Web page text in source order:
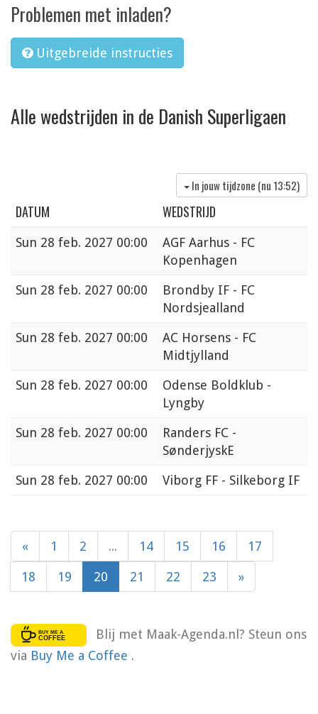
Problemen met inladen?
Uitgebreide instructies
Alle wedstrijden in de Danish Superligaen
In jouw tijdzone (nu 13:52)
DATUM WEDSTRIJD
Sun 28 feb. 2027 00:00
AGF Aarhus - FC
Kopenhagen
Sun 28 feb. 2027 00:00
Brondby IF - FC
Nordsjealland
Sun 28 feb. 2027 00:00
AC Horsens - FC
Midtjylland
Sun 28 feb. 2027 00:00
Odense Boldklub -
Lyngby
Sun 28 feb. 2027 00:00
Randers FC -
SønderjyskE
Sun 28 feb. 2027 00:00 Viborg FF - Silkeborg IF
« 1 2 ... 14 15 16 17
18 19 20 21 22 23 »
Blij met Maak-Agenda.nl? Steun ons
via Buy Me a Coffee .